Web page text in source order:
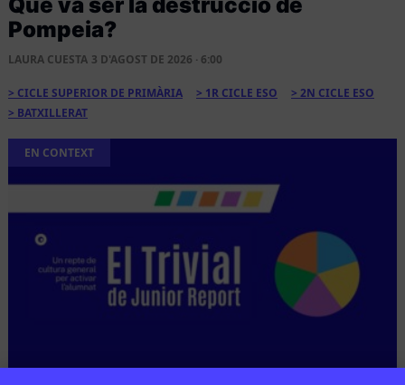
Què va ser la destrucció de
Pompeia?
LAURA CUESTA 3 D'AGOST DE 2026 · 6:00
CICLE SUPERIOR DE PRIMÀRIA 1R CICLE ESO
2N CICLE ESO
BATXILLERAT
EN CONTEXT